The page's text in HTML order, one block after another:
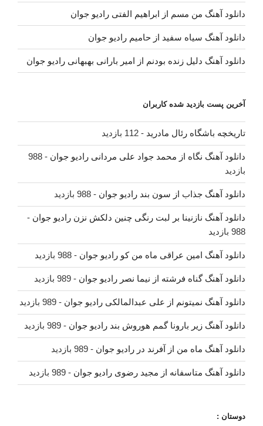
دانلود آهنگ من مسم از ابراهیم الفتی رادیو جوان
دانلود آهنگ سیاه سفید از حامیم رادیو جوان
دانلود آهنگ دلیل زنده بودنم از امیر بارانی بهبهانی رادیو جوان
آخرین پست بازدید شده کاربران
تاریخچه باشگاه رئال مادرید - 112 بازدید
دانلود آهنگ نگاه از محمد جواد علی مردانی رادیو جوان
- 988
بازدید
دانلود آهنگ جذاب از سون بند رادیو جوان - 988 بازدید
دانلود آهنگ نازنینا بر لبت رنگی چنین دلکش نزن رادیو جوان -
988 بازدید
دانلود آهنگ امین عراقی ماه من کو رادیو جوان - 988 بازدید
دانلود آهنگ گناه فرشته از نیما نصر رادیو جوان - 989 بازدید
دانلود آهنگ نمیتونم از علی عبدالمالکی رادیو جوان - 989 بازدید
دانلود آهنگ زیر بارونا گمم هوروش بند رادیو جوان - 989 بازدید
دانلود آهنگ ماه من از آفرند در رادیو جوان - 989 بازدید
دانلود آهنگ متاسفانه از مجید رضوی رادیو جوان - 989 بازدید
دوستان :